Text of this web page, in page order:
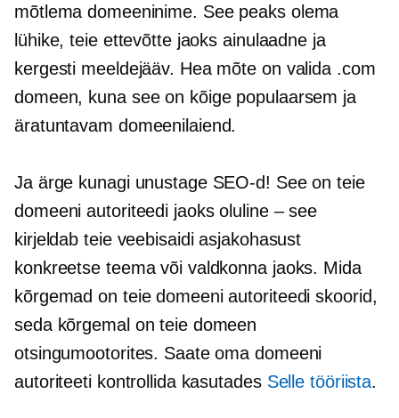
mõtlema domeeninime. See peaks olema
lühike, teie ettevõtte jaoks ainulaadne ja
kergesti meeldejääv. Hea mõte on valida .com
domeen, kuna see on kõige populaarsem ja
äratuntavam domeenilaiend.
Ja ärge kunagi unustage SEO-d! See on teie
domeeni autoriteedi jaoks oluline – see
kirjeldab teie veebisaidi asjakohasust
konkreetse teema või valdkonna jaoks. Mida
kõrgemad on teie domeeni autoriteedi skoorid,
seda kõrgemal on teie domeen
otsingumootorites. Saate oma domeeni
autoriteeti kontrollida kasutades Selle tööriista.